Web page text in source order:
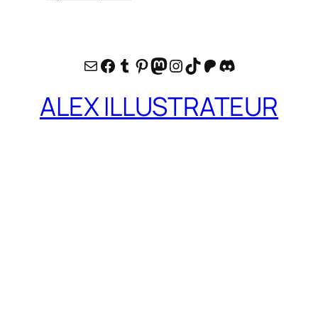
E-mailFacebook
Tumblr
Pinterest
Mastodon
Instagram
TikTok
Patreon
Discord
ALEX ILLUSTRATEUR